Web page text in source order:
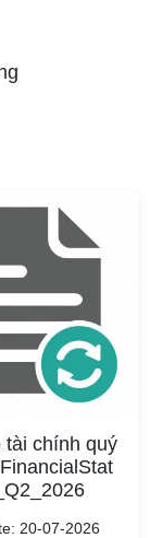
tài chính quý
20-07-2026